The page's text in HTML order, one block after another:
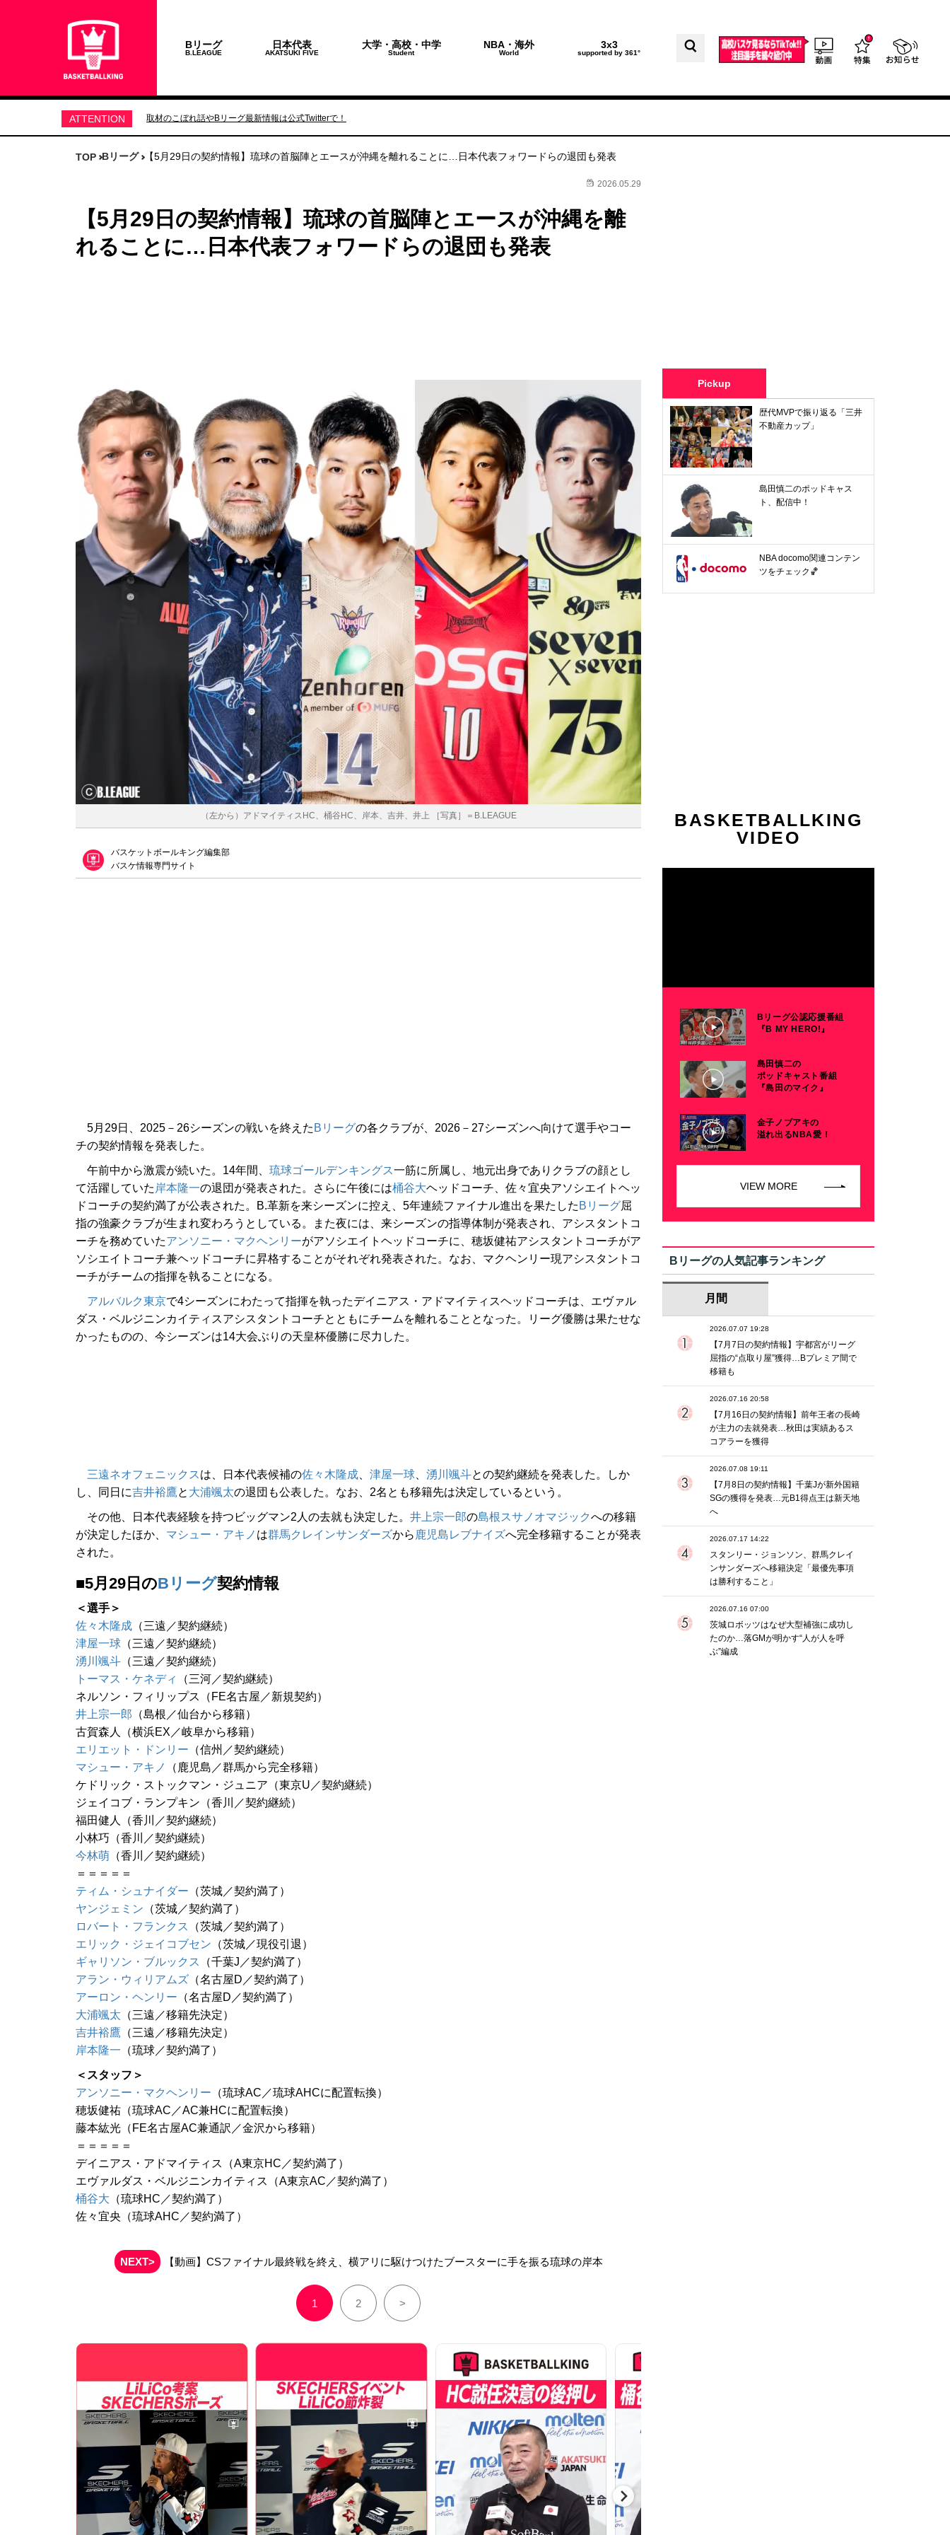
Bリーグ
B.LEAGUE
日本代表
AKATSUKI FIVE
大学・高校・中学
Student
NBA・海外
World
3x3
supported by 361°
ATTENTION 取材のこぼれ話やBリーグ最新情報は公式Twitterで！
TOP Bリーグ 【5月29日の契約情報】琉球の首脳陣とエースが沖縄を離れることに…日本代表フォワードらの退団も発表
2026.05.29
【5月29日の契約情報】琉球の首脳陣とエースが沖縄を離
れることに…日本代表フォワードらの退団も発表
（左から）アドマイティスHC、桶谷HC、岸本、吉井、井上 ［写真］＝B.LEAGUE
バスケットボールキング編集部
バスケ情報専門サイト
5月29日、2025－26シーズンの戦いを終えた Bリーグの各クラブが、2026－27シーズンへ向けて選手やコー
チの契約情報を発表した。
午前中から激震が続いた。14年間、 琉球ゴールデンキングス一筋に所属し、地元出身でありクラブの顔とし
て活躍していた 岸本隆一の退団が発表された。さらに午後には桶谷大ヘッドコーチ、佐々宜央アソシエイトヘッ
ドコーチの契約満了が公表された。B.革新を来シーズンに控え、5年連続ファイナル進出を果たした Bリーグ屈
指の強豪クラブが生まれ変わろうとしている。また夜には、来シーズンの指導体制が発表され、アシスタントコ
ーチを務めていたアンソニー・マクヘンリーがアソシエイトヘッドコーチに、穂坂健祐アシスタントコーチがア
ソシエイトコーチ兼ヘッドコーチに昇格することがそれぞれ発表された。なお、マクヘンリー現アシスタントコ
ーチがチームの指揮を執ることになる。
アルバルク東京で4シーズンにわたって指揮を執ったデイニアス・アドマイティスヘッドコーチは、エヴァル
ダス・ベルジニンカイティスアシスタントコーチとともにチームを離れることとなった。リーグ優勝は果たせな
かったものの、今シーズンは14大会ぶりの天皇杯優勝に尽力した。
三遠ネオフェニックスは、日本代表候補の佐々木隆成 津屋一球 湧川颯斗との契約継続を発表した。しか
し、同日に吉井裕鷹と 大浦颯太の退団も公表した。なお、2名とも移籍先は決定しているという。
その他、日本代表経験を持つビッグマン2人の去就も決定した。 井上宗一郎の島根スサノオマジックへの移籍
が決定したほか、 マシュー・アキノ は群馬クレインサンダーズから 鹿児島レブナイズへ完全移籍することが発表
された。
■5月29日のBリーグ契約情報
＜選手＞
佐々木隆成 （三遠／契約継続）
津屋一球 （三遠／契約継続）
湧川颯斗 （三遠／契約継続）
トーマス・ケネディ
（三河／契約継続）
ネルソン・フィリップス（FE名古屋／新規契約）
井上宗一郎 （島根／仙台から移籍）
古賀森人（横浜EX／岐阜から移籍）
エリエット・ドンリー （信州／契約継続）
マシュー・アキノ
（鹿児島／群馬から完全移籍）
ケドリック・ストックマン・ジュニア（東京U／契約継続）
ジェイコブ・ランプキン（香川／契約継続）
福田健人（香川／契約継続）
小林巧（香川／契約継続）
今林萌 （香川／契約継続）
＝＝＝＝＝
ティム・シュナイダー （茨城／契約満了）
ヤンジェミン （茨城／契約満了）
ロバート・フランクス
（茨城／契約満了）
エリック・ジェイコブセン （茨城／現役引退）
ギャリソン・ブルックス
（千葉J／契約満了）
アラン・ウィリアムズ （名古屋D／契約満了）
アーロン・ヘンリー （名古屋D／契約満了）
大浦颯太 （三遠／移籍先決定）
吉井裕鷹 （三遠／移籍先決定）
岸本隆一 （琉球／契約満了）
＜スタッフ＞
アンソニー・マクヘンリー （琉球AC／琉球AHCに配置転換）
穂坂健祐（琉球AC／AC兼HCに配置転換）
藤本紘光（FE名古屋AC兼通訳／金沢から移籍）
＝＝＝＝＝
デイニアス・アドマイティス（A東京HC／契約満了）
エヴァルダス・ベルジニンカイティス（A東京AC／契約満了）
桶谷大 （琉球HC／契約満了）
佐々宜央（琉球AHC／契約満了）
NEXT> 【動画】CSファイナル最終戦を終え、横アリに駆けつけたブースターに手を振る琉球の岸本
1 2 >
Pickup
歴代MVPで振り返る「三井
不動産カップ」
島田慎二のポッドキャス
ト、配信中！
NBA docomo関連コンテン
ツをチェック🏀
BASKETBALLKING
VIDEO
Bリーグ公認応援番組
『B MY HERO!』
島田慎二の
ポッドキャスト番組
『島田のマイク』
金子ノブアキの
溢れ出るNBA愛！
VIEW MORE
Bリーグの人気記事ランキング
月間
2026.07.07 19:28
【7月7日の契約情報】宇都宮がリーグ
屈指の“点取り屋”獲得…Bプレミア間で
移籍も
2026.07.16 20:58
【7月16日の契約情報】前年王者の長崎
が主力の去就発表…秋田は実績あるス
コアラーを獲得
2026.07.08 19:11
【7月8日の契約情報】千葉Jが新外国籍
SGの獲得を発表…元B1得点王は新天地
へ
2026.07.17 14:22
スタンリー・ジョンソン、群馬クレイ
ンサンダーズへ移籍決定「最優先事項
は勝利すること」
2026.07.16 07:00
茨城ロボッツはなぜ大型補強に成功し
たのか…落GMが明かす“人が人を呼
ぶ”編成